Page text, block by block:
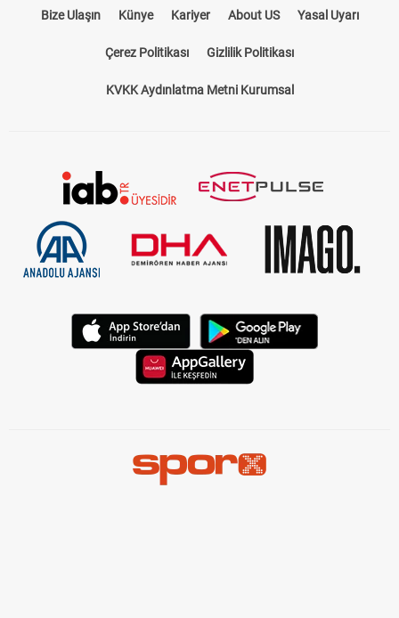
Bize Ulaşın Künye Kariyer About US Yasal Uyarı
Çerez Politikası Gizlilik Politikası
KVKK Aydınlatma Metni Kurumsal